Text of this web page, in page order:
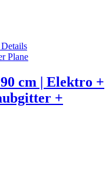
cm | Elektro +
+